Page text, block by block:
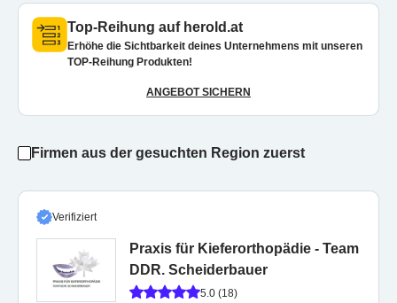
Top-Reihung auf herold.at
Erhöhe die Sichtbarkeit deines Unternehmens mit unseren
TOP-Reihung Produkten!
ANGEBOT SICHERN
Firmen aus der gesuchten Region zuerst
Verifiziert
Praxis für Kieferorthopädie - Team
DDR. Scheiderbauer
5.0 (18)